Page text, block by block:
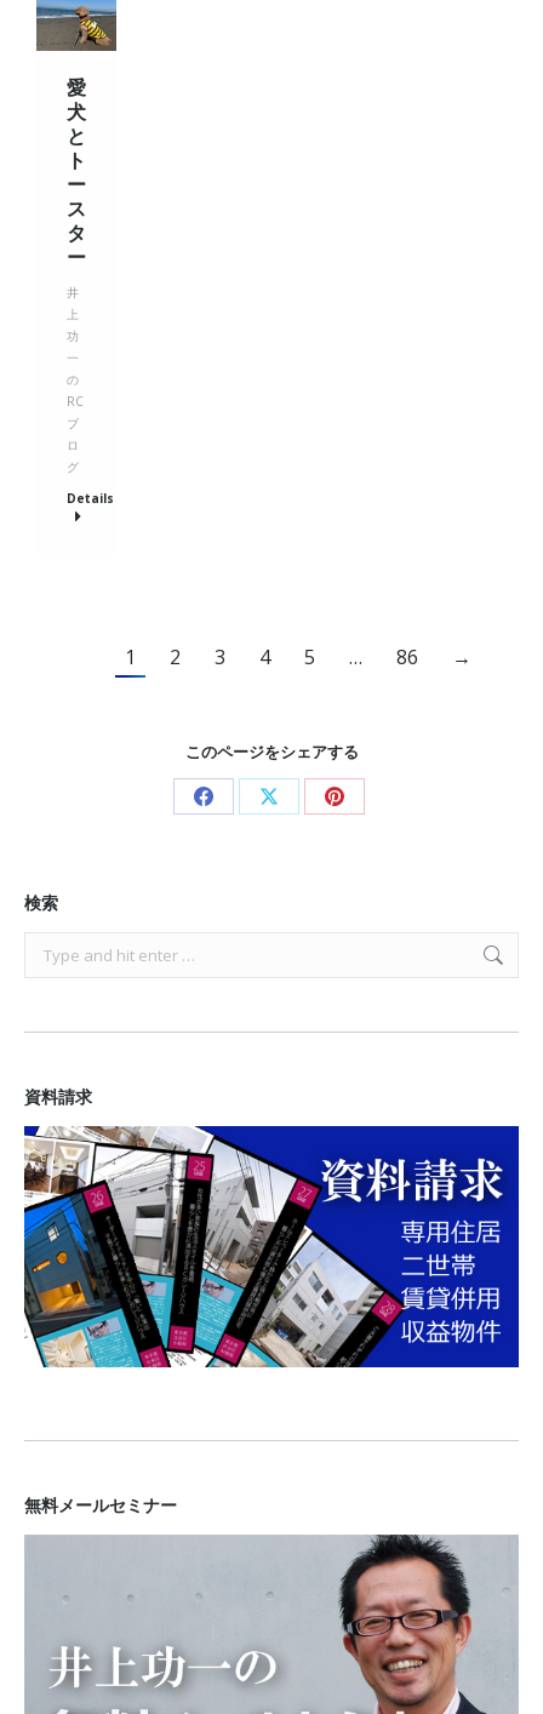
愛
犬
と
ト
ー
ス
タ
ー
井
上
功
一
の
RC
ブ
ロ
グ
Details
1 2 3 4 5 … 86 →
このページをシェアする
Share Share Share
検索
Search:
資料請求
無料メールセミナー